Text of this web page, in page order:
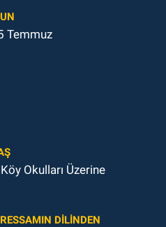
Temmuz
Okulları Üzerine
DILINDEN